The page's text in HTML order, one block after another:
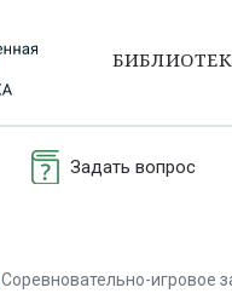
Задать вопрос
Соревновательно-игровое